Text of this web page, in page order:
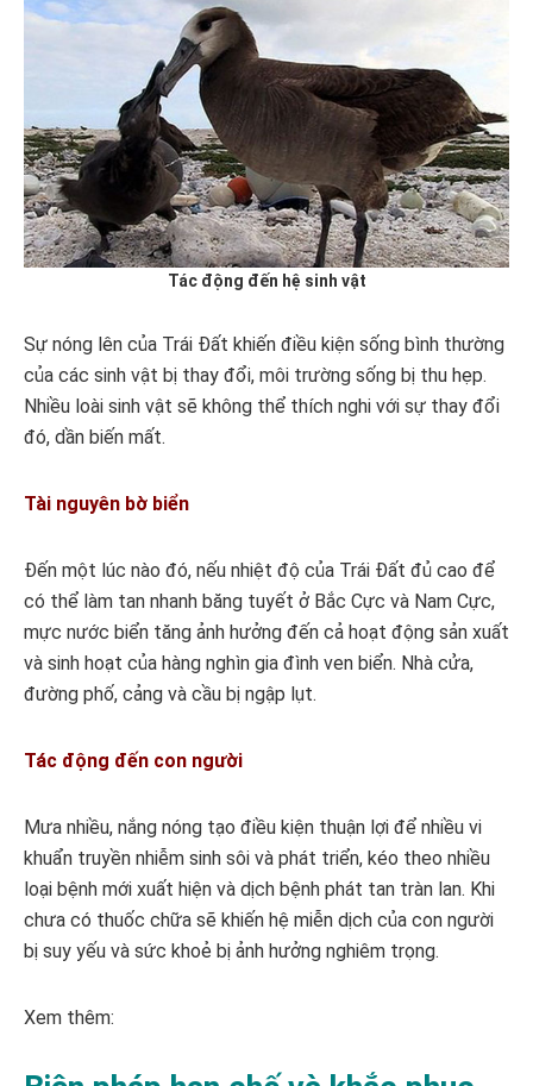
Tác động đến hệ sinh vật
Sự nóng lên của Trái Đất khiến điều kiện sống bình thường
của các sinh vật bị thay đổi, môi trường sống bị thu hẹp.
Nhiều loài sinh vật sẽ không thể thích nghi với sự thay đổi
đó, dần biến mất.
Tài nguyên bờ biển
Đến một lúc nào đó, nếu nhiệt độ của Trái Đất đủ cao để
có thể làm tan nhanh băng tuyết ở Bắc Cực và Nam Cực,
mực nước biển tăng ảnh hưởng đến cả hoạt động sản xuất
và sinh hoạt của hàng nghìn gia đình ven biển. Nhà cửa,
đường phố, cảng và cầu bị ngập lụt.
Tác động đến con người
Mưa nhiều, nắng nóng tạo điều kiện thuận lợi để nhiều vi
khuẩn truyền nhiễm sinh sôi và phát triển, kéo theo nhiều
loại bệnh mới xuất hiện và dịch bệnh phát tan tràn lan. Khi
chưa có thuốc chữa sẽ khiến hệ miễn dịch của con người
bị suy yếu và sức khoẻ bị ảnh hưởng nghiêm trọng.
Xem thêm: